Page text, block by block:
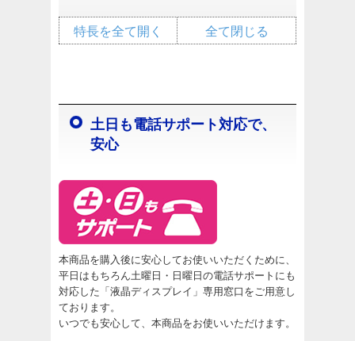
全て閉じる
特長を全て開く
土日も電話サポート対応で、
安心
本商品を購入後に安心してお使いいただくために、
平日はもちろん土曜日・日曜日の電話サポートにも
対応した「液晶ディスプレイ」専用窓口をご用意し
ております。
いつでも安心して、本商品をお使いいただけます。